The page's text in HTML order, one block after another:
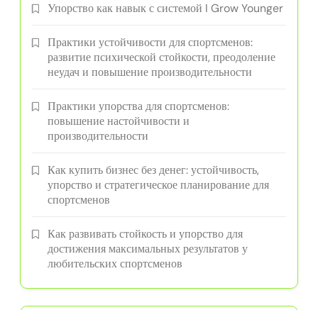
Упорство как навык с системой I Grow Younger
Практики устойчивости для спортсменов:
развитие психической стойкости, преодоление
неудач и повышение производительности
Практики упорства для спортсменов:
повышение настойчивости и
производительности
Как купить бизнес без денег: устойчивость,
упорство и стратегическое планирование для
спортсменов
Как развивать стойкость и упорство для
достижения максимальных результатов у
любительских спортсменов